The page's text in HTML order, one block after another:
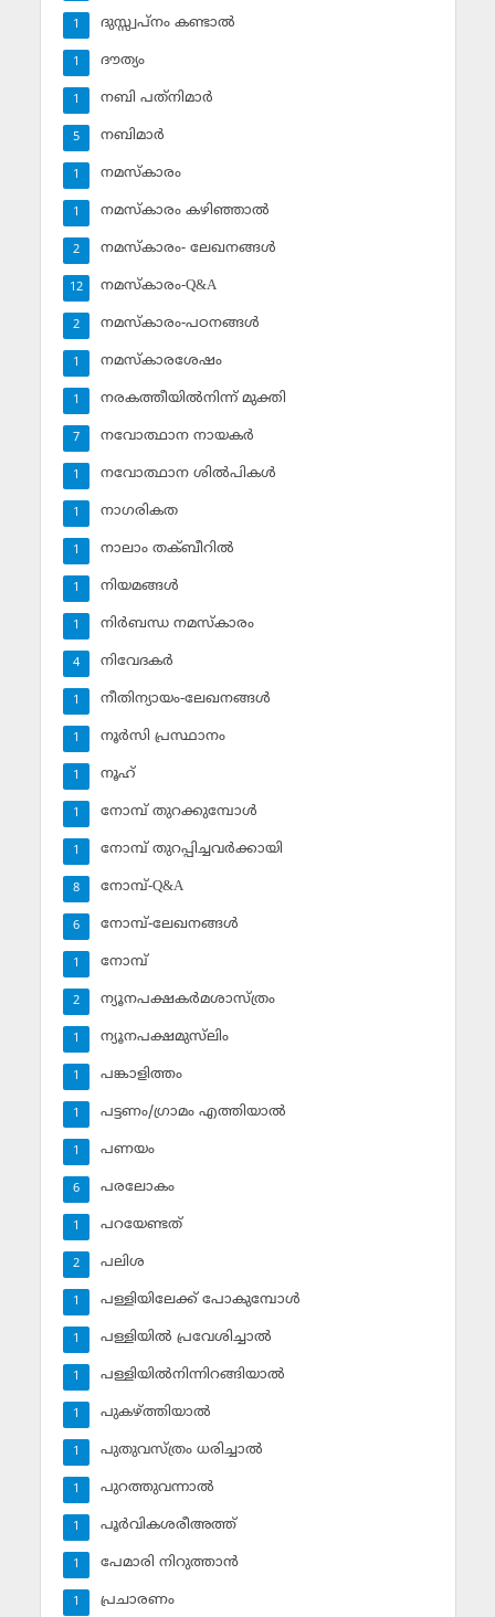
ദുസ്സ്വപ്‌നം കണ്ടാല്‍
1
ദൗത്യം
1
നബി പത്‌നിമാര്‍
1
നബിമാര്‍
5
നമസ്‌കാരം
1
നമസ്‌കാരം കഴിഞ്ഞാല്‍
1
നമസ്‌കാരം- ലേഖനങ്ങള്‍
2
നമസ്‌കാരം-Q&A
12
നമസ്‌കാരം-പഠനങ്ങള്‍
2
നമസ്‌കാരശേഷം
1
നരകത്തീയില്‍നിന്ന് മുക്തി
1
നവോത്ഥാന നായകര്‍
7
നവോത്ഥാന ശില്‍പികള്‍
1
നാഗരികത
1
നാലാം തക്ബീറില്‍
1
നിയമങ്ങള്‍
1
നിര്‍ബന്ധ നമസ്‌കാരം
1
നിവേദകര്‍
4
നീതിന്യായം-ലേഖനങ്ങള്‍
1
നൂര്‍സി പ്രസ്ഥാനം
1
നൂഹ്‌
1
നോമ്പ് തുറക്കുമ്പോള്‍
1
നോമ്പ് തുറപ്പിച്ചവര്‍ക്കായി
1
നോമ്പ്-Q&A
8
നോമ്പ്-ലേഖനങ്ങള്‍
6
നോമ്പ്‌
1
ന്യൂനപക്ഷകര്‍മശാസ്ത്രം
2
ന്യൂനപക്ഷമുസ്‌ലിം
1
പങ്കാളിത്തം
1
പട്ടണം/ഗ്രാമം എത്തിയാല്‍
1
പണയം
1
പരലോകം
6
പറയേണ്ടത്
1
പലിശ
2
പള്ളിയിലേക്ക് പോകുമ്പോള്‍
1
പള്ളിയില്‍ പ്രവേശിച്ചാല്‍
1
പള്ളിയില്‍നിന്നിറങ്ങിയാല്‍
1
പുകഴ്ത്തിയാല്‍
1
പുതുവസ്ത്രം ധരിച്ചാല്‍
1
പുറത്തുവന്നാല്‍
1
പൂര്‍വികശരീഅത്ത്
1
പേമാരി നിറുത്താന്‍
1
പ്രചാരണം
1